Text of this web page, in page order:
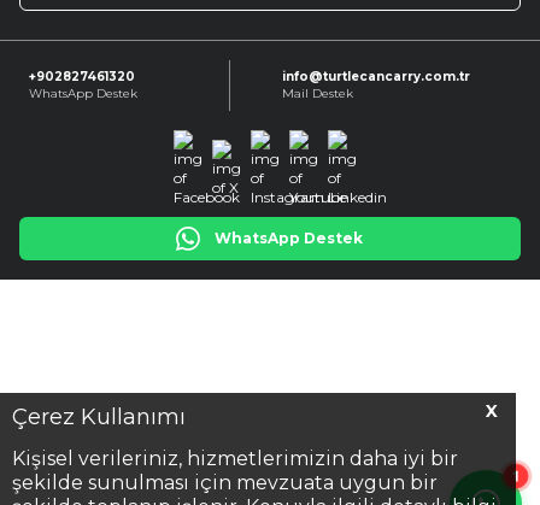
1
X
Çerez Kullanımı
Kişisel verileriniz, hizmetlerimizin daha iyi bir
şekilde sunulması için mevzuata uygun bir
+902827461320
WhatsApp Destek
info@turtlecancarry.com.tr
Mail Destek
Facebook
X InstagramYoutube
WhatsApp Destek